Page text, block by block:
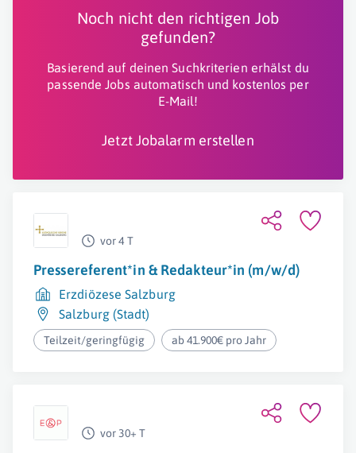
Noch nicht den richtigen Job
gefunden?
Basierend auf deinen Suchkriterien erhälst du
passende Jobs automatisch und kostenlos per
E-Mail!
Jetzt Jobalarm erstellen
vor 4 T
Pressereferent*in & Redakteur*in (m/w/d)
Erzdiözese Salzburg
Salzburg (Stadt)
Teilzeit/geringfügig ab 41.900€ pro Jahr
vor 30+ T